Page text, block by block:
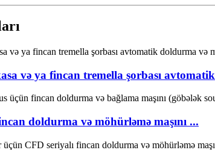
və ya fincan tremella şorbası
doldurma və möhürləmə maşını ...